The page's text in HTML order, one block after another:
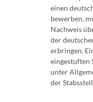
einen
bewerben,
Nachweis
der
erbringen.
eingestuften
unter
der